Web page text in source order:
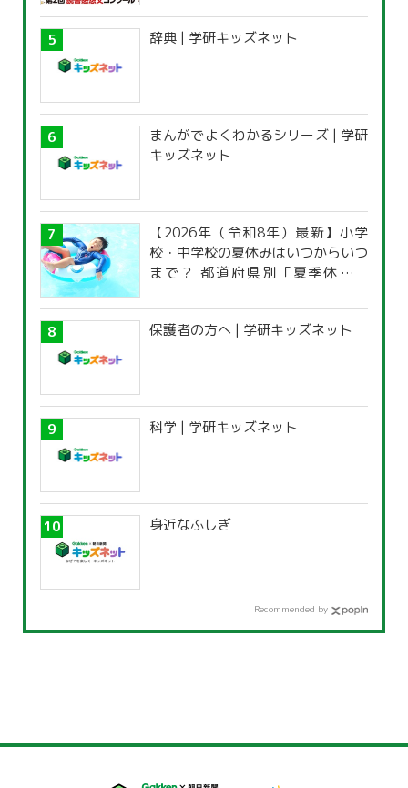
辞典 | 学研キッズネット
まんがでよくわかるシリーズ | 学研
キッズネット
【2026年（令和8年）最新】小学
校・中学校の夏休みはいつからいつ
まで？ 都道府県別「夏季休暇一
保護者の方へ | 学研キッズネット
科学 | 学研キッズネット
身近なふしぎ
Recommended by